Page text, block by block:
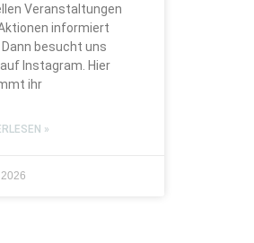
Veranstaltungen
informiert
Dann besucht uns
Instagram. Hier
ihr
»